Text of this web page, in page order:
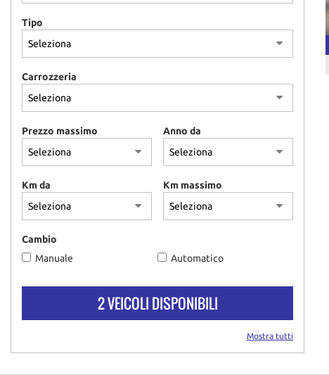
Tipo
Carrozzeria
Prezzo massimo Anno da
Km da Km massimo
Cambio
Manuale
Automatico
2 VEICOLI DISPONIBILI
Mostra tutti